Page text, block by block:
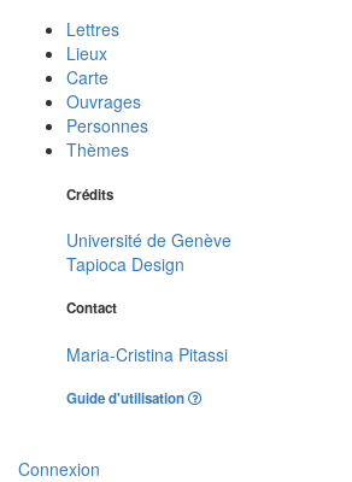
Lettres
Lieux
Carte
Ouvrages
Personnes
Thèmes
Crédits
Université de Genève
Tapioca Design
Contact
Maria-Cristina Pitassi
Guide d'utilisation
Connexion